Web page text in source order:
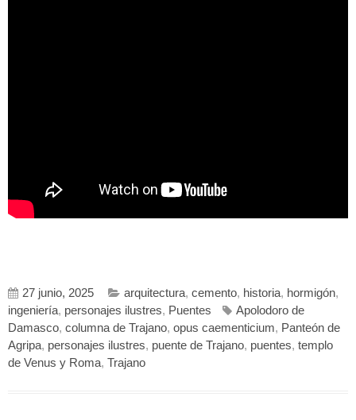
27 junio, 2025 arquitectura, cemento, historia, hormigón,
ingeniería, personajes ilustres, Puentes
Apolodoro de
Damasco, columna de Trajano, opus caementicium, Panteón de
Agripa, personajes ilustres, puente de Trajano, puentes, templo
de Venus y Roma, Trajano